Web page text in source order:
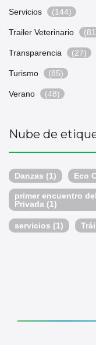
Servicios (144)
Trailer Veterinario
Transparencia (27)
Turismo (85)
Verano (48)
Nube de
Danzas (1) Eco
primer encuentro
Privada (1)
servicios (1)